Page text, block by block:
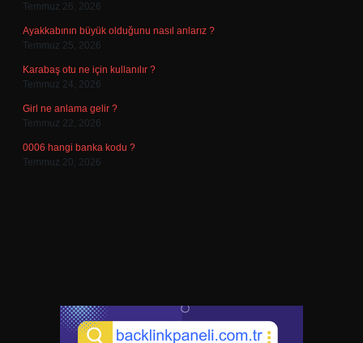
Temmuz 26, 2026
Ayakkabının büyük olduğunu nasıl anlarız ?
Temmuz 25, 2026
Karabaş otu ne için kullanılır ?
Temmuz 24, 2026
Girl ne anlama gelir ?
Temmuz 22, 2026
0006 hangi banka kodu ?
Temmuz 20, 2026